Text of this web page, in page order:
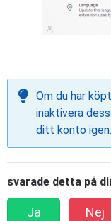
Om du har
inaktivera
ditt konto igen.
svarade detta på
Ja Nej